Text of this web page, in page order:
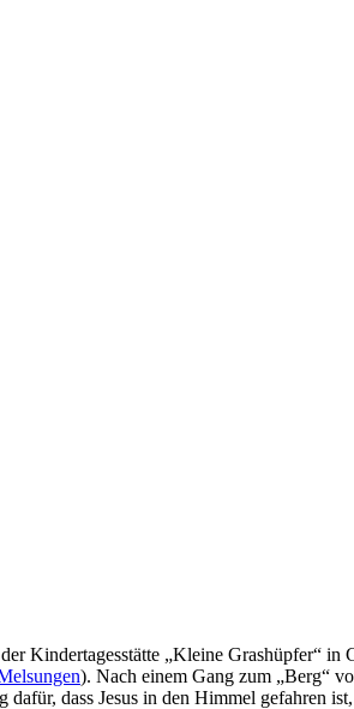
Kindertagesstätte „Kleine Grashüpfer“
). Nach einem Gang zum „Berg“
dass Jesus in den Himmel gefahren